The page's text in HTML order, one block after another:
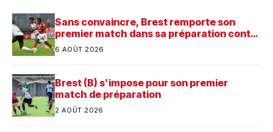
Sans convaincre, Brest remporte son
premier match dans sa préparation contre
Saint-Brieuc
6 AOÛT 2026
Brest (B) s’impose pour son premier
match de préparation
2 AOÛT 2026